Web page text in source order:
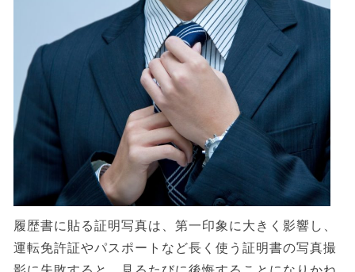
履歴書に貼る証明写真は、第一印象に大きく影響し、
運転免許証やパスポートなど長く使う証明書の写真撮